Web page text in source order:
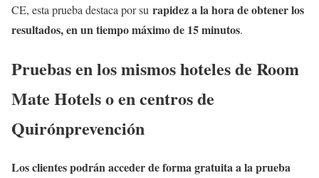
CE, esta prueba destaca por su rapidez a la hora de obtener los
resultados, en un tiempo máximo de 15 minutos.
Pruebas en los mismos hoteles de Room
Mate Hotels o en centros de
Quirónprevención
Los clientes podrán acceder de forma gratuita a la prueba